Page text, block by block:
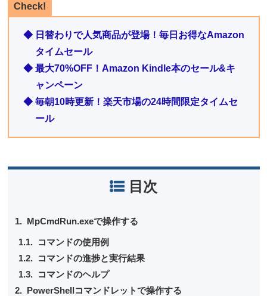
Check!
◆ 日替わりで人気商品が登場！毎日お得なAmazon
タイムセール
◆ 最大70%OFF！Amazon Kindle本のセール&キ
ャンペーン
◆ 毎朝10時更新！楽天市場の24時間限定タイムセ
ール
目次
MpCmdRun.exeで操作する
コマンドの使用例
コマンドの進捗と実行結果
コマンドのヘルプ
PowerShellコマンドレットで操作する